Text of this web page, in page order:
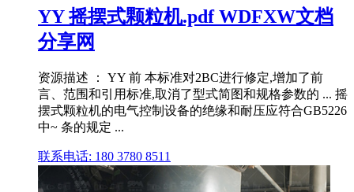
YY 摇摆式颗粒机.pdf WDFXW文档
分享网
资源描述 ： YY 前 本标准对2BC进行修定,增加了前
言、范围和引用标准,取消了型式简图和规格参数的 ... 摇
摆式颗粒机的电气控制设备的绝缘和耐压应符合GB5226
中~ 条的规定 ...
联系电话: 180 3780 8511